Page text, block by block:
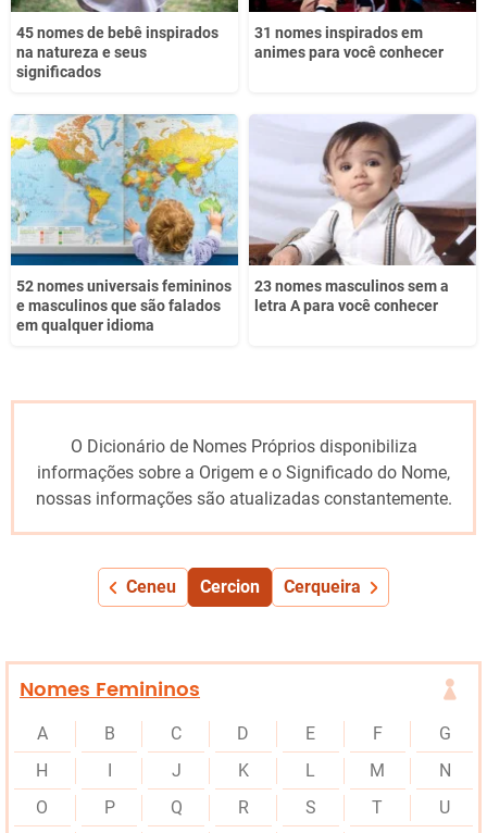
45 nomes de bebê inspirados
na natureza e seus
significados
31 nomes inspirados em
animes para você conhecer
52 nomes universais femininos
e masculinos que são falados
em qualquer idioma
23 nomes masculinos sem a
letra A para você conhecer
O Dicionário de Nomes Próprios disponibiliza
informações sobre a Origem e o Significado do Nome,
nossas informações são atualizadas constantemente.
Ceneu Cercion Cerqueira
Nomes Femininos
A B C D E F
G
H
J K L M
N
O
P Q R S T
U